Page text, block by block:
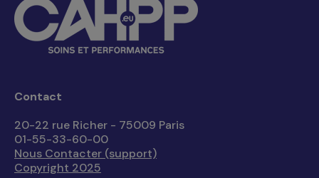
Contact
20-22 rue Richer - 75009 Paris
01-55-33-60-00
Nous Contacter (support)
Copyright 2025